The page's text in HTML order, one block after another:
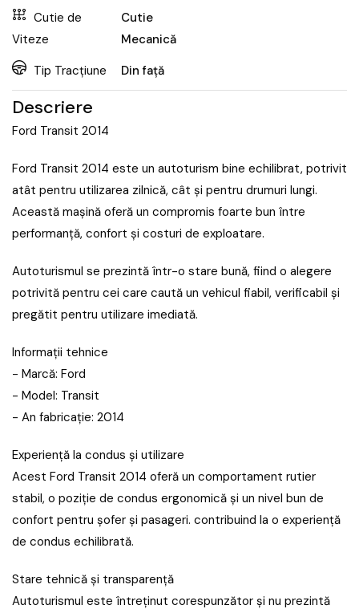
Cutie de
Viteze
Cutie
Mecanică
Tip Tracțiune
Din față
Descriere
Ford Transit 2014
Ford Transit 2014 este un autoturism bine echilibrat, potrivit
atât pentru utilizarea zilnică, cât și pentru drumuri lungi.
Această mașină oferă un compromis foarte bun între
performanță, confort și costuri de exploatare.
Autoturismul se prezintă într-o stare bună, fiind o alegere
potrivită pentru cei care caută un vehicul fiabil, verificabil și
pregătit pentru utilizare imediată.
Informații tehnice
- Marcă: Ford
- Model: Transit
- An fabricație: 2014
Experiență la condus și utilizare
Acest Ford Transit 2014 oferă un comportament rutier
stabil, o poziție de condus ergonomică și un nivel bun de
confort pentru șofer și pasageri. contribuind la o experiență
de condus echilibrată.
Stare tehnică și transparență
Autoturismul este întreținut corespunzător și nu prezintă